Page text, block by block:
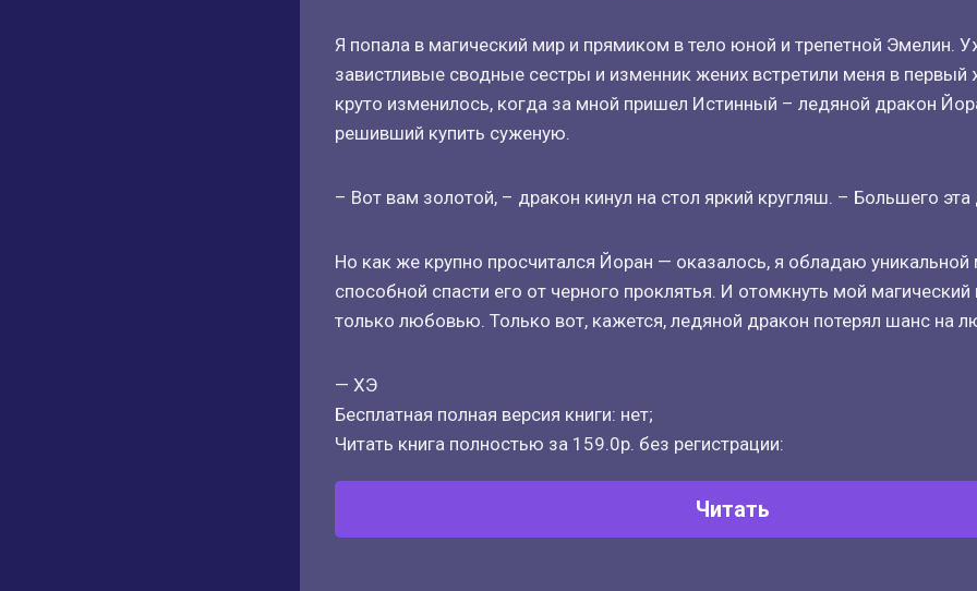
Я попала в магический мир и прямиком в тело юной и трепетной Эмелин.
завистливые сводные сестры и изменник жених встретили меня в первый
круто изменилось, когда за мной пришел Истинный – ледяной дракон
решивший купить суженую.
– Вот вам золотой, – дракон кинул на стол яркий кругляш. – Большего эта
Но как же крупно просчитался Йоран — оказалось, я обладаю уникальной
способной спасти его от черного проклятья. И отомкнуть мой
только любовью. Только вот, кажется, ледяной дракон потерял шанс на
— ХЭ
Бесплатная полная версия книги: нет;
Читать книга полностью за 159.0р. без регистрации:
Читать